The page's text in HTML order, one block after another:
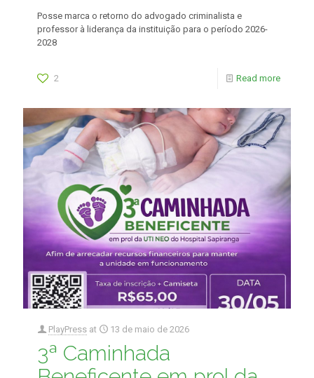
Posse marca o retorno do advogado criminalista e
professor à liderança da instituição para o período 2026-
2028
2 Read more
PlayPress at 13 de maio de 2026
3ª Caminhada